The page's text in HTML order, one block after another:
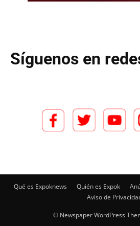
Síguenos en
Qué es Expoknews Quién es Expok
Aviso de
© Newspaper WordPress